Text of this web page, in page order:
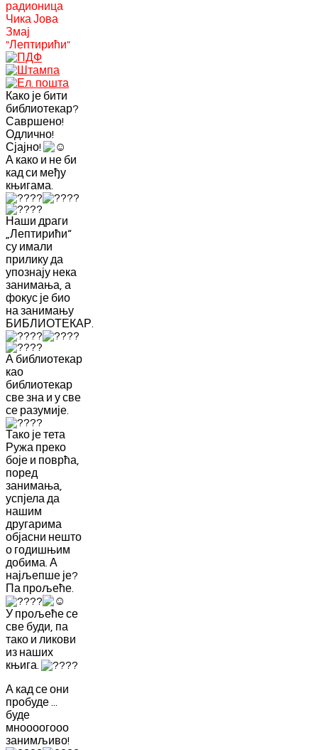
радионица
Чика Јова
Змај
"Лептирићи"
Како је бити
библиотекар?
Савршено!
Одлично!
Сјајно!
А како и не би
кад си међу
књигама.
Наши драги
„Лептирићи“
су имали
прилику да
упознају нека
занимања, а
фокус је био
на занимању
БИБЛИОТЕКАР.
А библиотекар
као
библиотекар
све зна и у све
се разумије.
Тако је тета
Ружа преко
боје и поврћа,
поред
занимања,
успјела да
нашим
другарима
објасни нешто
о годишњим
добима. А
најљепше је?
Па прољеће.
У прољеће се
све буди, па
тако и ликови
из наших
књига.
А кад се они
пробуде ...
буде
мноооогооо
занимљиво!